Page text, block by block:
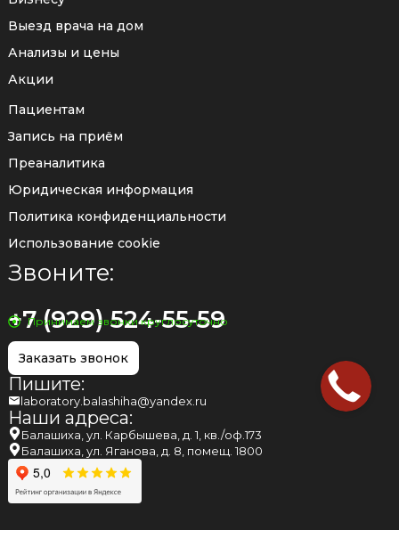
Выезд врача на дом
Анализы и цены
Акции
Пациентам
Запись на приём
Преаналитика
Юридическая информация
Политика конфиденциальности
Использование cookie
Звоните:
+7 (929) 524-55-59
Принимаем звонки круглосуточно
Заказать звонок
Пишите:
laboratory.balashiha@yandex.ru
Наши адреса:
Балашиха, ул. Карбышева, д. 1, кв./оф.173
Балашиха, ул. Яганова, д. 8, помещ. 1800